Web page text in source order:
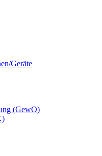
Geräte
(GewO)